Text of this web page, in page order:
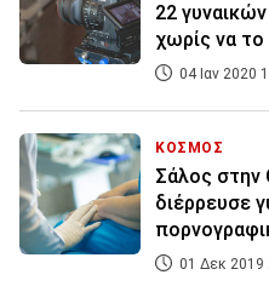
22
χωρίς να
04 Ιαν 2020
ΚΟΣΜΟΣ
Σάλος στην
διέρρευσε
01 Δεκ 2019